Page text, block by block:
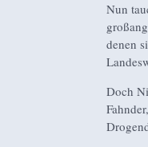
Nun
denen
Doch
Fahnder,